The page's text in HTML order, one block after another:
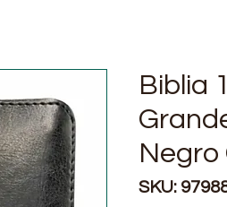
Biblia
Negro
SKU: